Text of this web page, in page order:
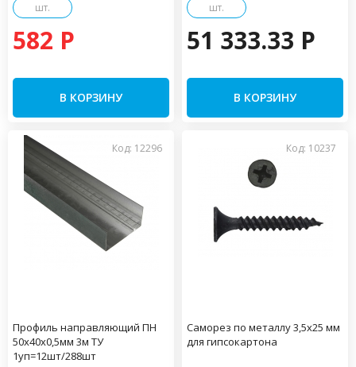
шт.
582 P
В КОРЗИНУ
шт.
51 333.33 P
В КОРЗИНУ
Код: 12296
Профиль направляющий ПН
50х40х0,5мм 3м ТУ
1уп=12шт/288шт
Код: 10237
Саморез по металлу 3,5х25 мм
для гипсокартона